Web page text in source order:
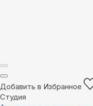
Добавить в Избранное
Студия